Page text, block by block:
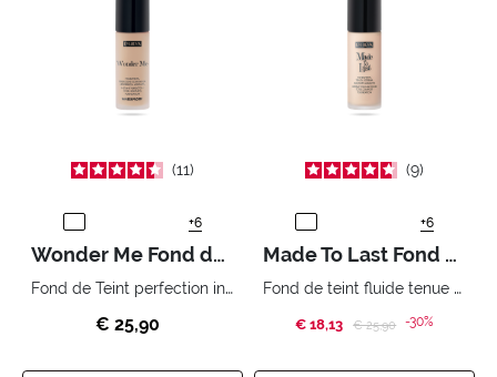
11
+6
Wonder Me Fond de Teint Fluide
Fond de Teint perfection instantanée légèreté absolue résistant à l’eau.
€ 25,90
9
+6
Made To Last Fond De Teint
Fond de teint fluide tenue extrême et confort absolu.
€ 18,13 Price reduced from
€ 25,90to-30%